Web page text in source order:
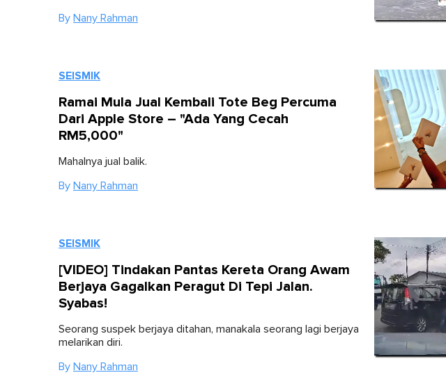
By Nany Rahman
SEISMIK
Ramai Mula Jual Kembali Tote Beg Percuma
Dari Apple Store – "Ada Yang Cecah
RM5,000"
Mahalnya jual balik.
By Nany Rahman
SEISMIK
[VIDEO] Tindakan Pantas Kereta Orang Awam
Berjaya Gagalkan Peragut Di Tepi Jalan.
Syabas!
Seorang suspek berjaya ditahan, manakala seorang lagi berjaya
melarikan diri.
By Nany Rahman